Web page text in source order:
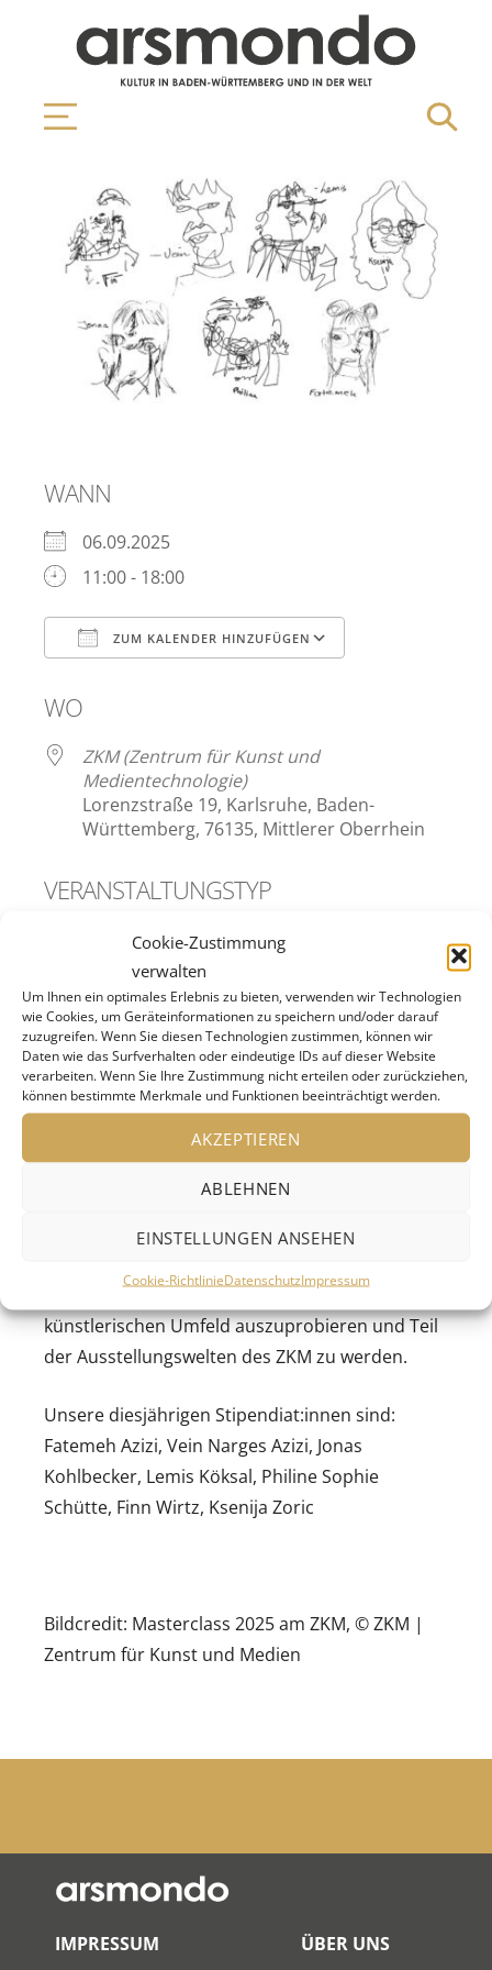
Cookie-Zustimmung
verwalten
Um Ihnen ein optimales Erlebnis zu bieten, verwenden wir Technologien
wie Cookies, um Geräteinformationen zu speichern und/oder darauf
zuzugreifen. Wenn Sie diesen Technologien zustimmen, können wir
Daten wie das Surfverhalten oder eindeutige IDs auf dieser Website
verarbeiten. Wenn Sie Ihre Zustimmung nicht erteilen oder zurückziehen,
können bestimmte Merkmale und Funktionen beeinträchtigt werden.
AKZEPTIEREN
ABLEHNEN
EINSTELLUNGEN ANSEHEN
Cookie-RichtlinieDatenschutzImpressum
WANN
06.09.2025
11:00 - 18:00
ZUM KALENDER HINZUFÜGEN
WO
ZKM (Zentrum für Kunst und
Medientechnologie)
Lorenzstraße 19, Karlsruhe, Baden-
Württemberg, 76135, Mittlerer Oberrhein
VERANSTALTUNGSTYP
Film und Medien Kunst
Ausstellung vom 19.07.2025 bis zum 07.09.2025.
Zum elften Mal präsentiert das
Stipendienprogramm [MASTERCLASS] am ZKM
die Werke von sieben talentierten Jugendlichen
hinweg gefördert wurden. In Kooperation mit
professionellen Kulturschaffenden und dem
Gelegenheit, sich und ihre Arbeit in einem
künstlerischen Umfeld auszuprobieren und Teil
der Ausstellungswelten des ZKM zu werden.
Unsere diesjährigen Stipendiat:innen sind:
Fatemeh Azizi, Vein Narges Azizi, Jonas
Kohlbecker, Lemis Köksal, Philine Sophie
Schütte, Finn Wirtz, Ksenija Zoric
Bildcredit: Masterclass 2025 am ZKM, © ZKM |
Zentrum für Kunst und Medien
IMPRESSUM ÜBER UNS